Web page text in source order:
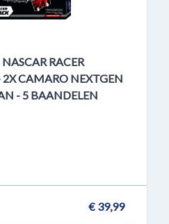
RACER
CAMARO NEXTGEN
- 5 BAANDELEN
€ 39,99